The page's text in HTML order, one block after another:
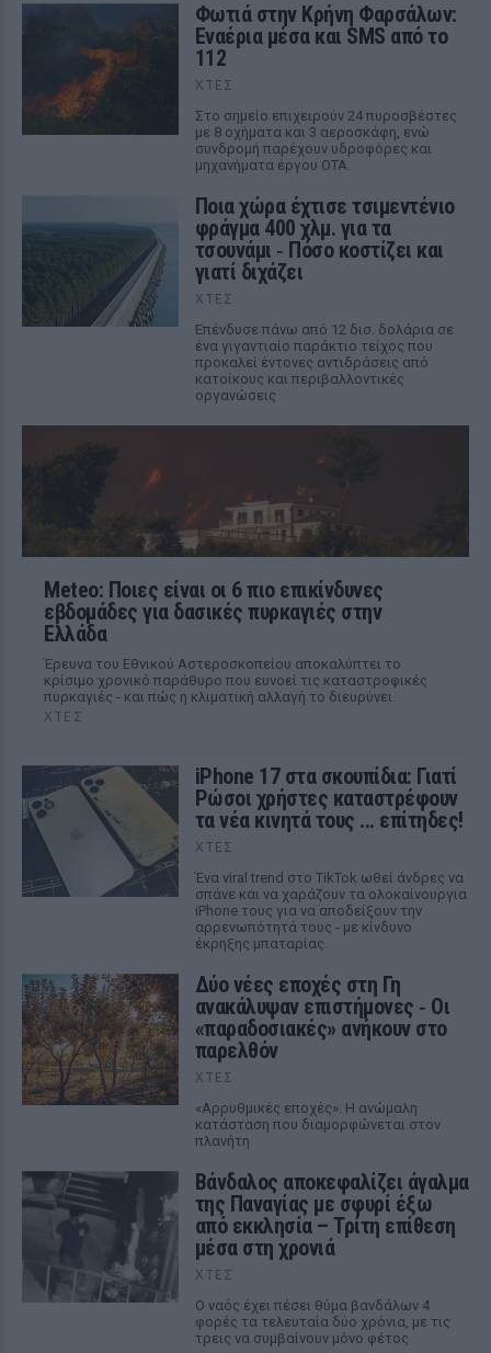
Φωτιά στην Κρήνη Φαρσάλων:
Εναέρια μέσα και SMS από το
112
ΧΤΕΣ
Στο σημείο επιχειρούν 24 πυροσβέστες
με 8 οχήματα και 3 αεροσκάφη, ενώ
συνδρομή παρέχουν υδροφόρες και
μηχανήματα έργου ΟΤΑ.
Ποια χώρα έχτισε τσιμεντένιο
φράγμα 400 χλμ. για τα
τσουνάμι ‑ Πόσο κοστίζει και
γιατί διχάζει
ΧΤΕΣ
Επένδυσε πάνω από 12 δισ. δολάρια σε
ένα γιγαντιαίο παράκτιο τείχος που
προκαλεί έντονες αντιδράσεις από
κατοίκους και περιβαλλοντικές
οργανώσεις
Meteo: Ποιες είναι οι 6 πιο επικίνδυνες
εβδομάδες για δασικές πυρκαγιές στην
Ελλάδα
Έρευνα του Εθνικού Αστεροσκοπείου αποκαλύπτει το
κρίσιμο χρονικό παράθυρο που ευνοεί τις καταστροφικές
πυρκαγιές - και πώς η κλιματική αλλαγή το διευρύνει.
ΧΤΕΣ
iPhone 17 στα σκουπίδια: Γιατί
Ρώσοι χρήστες καταστρέφουν
τα νέα κινητά τους ... επίτηδες!
ΧΤΕΣ
Ένα viral trend στο TikTok ωθεί άνδρες να
σπάνε και να χαράζουν τα ολοκαίνουργια
iPhone τους για να αποδείξουν την
αρρενωπότητά τους - με κίνδυνο
έκρηξης μπαταρίας.
Δύο νέες εποχές στη Γη
ανακάλυψαν επιστήμονες ‑ Oι
«παραδοσιακές» ανήκουν στο
παρελθόν
ΧΤΕΣ
«Αρρυθμικές εποχές»: Η ανώμαλη
κατάσταση που διαμορφώνεται στον
πλανήτη
Βάνδαλος αποκεφαλίζει άγαλμα
της Παναγίας με σφυρί έξω
από εκκλησία – Τρίτη επίθεση
μέσα στη χρονιά
ΧΤΕΣ
Ο ναός έχει πέσει θύμα βανδάλων 4
φορές τα τελευταία δύο χρόνια, με τις
τρεις να συμβαίνουν μόνο φέτος